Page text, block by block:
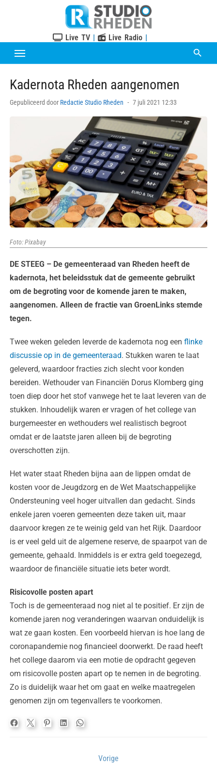
Live TV | Live Radio |
Kadernota Rheden aangenomen
Gepubliceerd door Redactie Studio Rheden
Posted
7 juli 2021 12:33
Foto: Pixabay
DE STEEG – De gemeenteraad van Rheden heeft de
kadernota, het beleidsstuk dat de gemeente gebruikt
om de begroting voor de komende jaren te maken,
aangenomen. Alleen de fractie van GroenLinks stemde
tegen.
Twee weken geleden leverde de kadernota nog een flinke
discussie op in de gemeenteraad. Stukken waren te laat
geleverd, waardoor fracties zich slecht voor konden
bereiden. Wethouder van Financiën Dorus Klomberg ging
toen diep door het stof vanwege het te laat leveren van de
stukken. Inhoudelijk waren er vragen of het college van
burgemeester en wethouders wel realistisch begroot
omdat er de laatste jaren alleen bij de begroting
overschotten zijn.
Het water staat Rheden bijna aan de lippen omdat de
kosten voor de Jeugdzorg en de Wet Maatschappelijke
Ondersteuning veel hoger uitvallen dan gedacht. Sinds
enkele jaren voeren gemeenten deze taken uit, maar
daarvoor kregen ze te weinig geld van het Rijk. Daardoor
is er veel geld uit de algemene reserve, de spaarpot van de
gemeente, gehaald. Inmiddels is er extra geld toegezegd,
waardoor de financiële situatie iets beter wordt.
Risicovolle posten apart
Toch is de gemeenteraad nog niet al te positief. Er zijn de
komende jaren nog veranderingen waarvan onduidelijk is
wat ze gaan kosten. Een voorbeeld hiervan is hoe lang de
coronapandemie nog financieel doorwerkt. De raad heeft
het college daarom via een motie de opdracht gegeven
om risicovolle posten apart op te nemen in de begroting.
Zo is duidelijk waar het om gaat en welke maatregelen
genomen zijn om tegenvallers te voorkomen.
Vorige